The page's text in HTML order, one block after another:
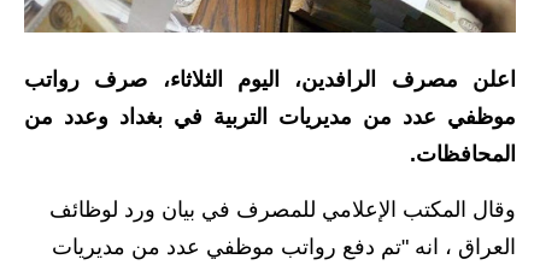
اخبار العراق
الاخبار السياسية
الاخبار الاقتصادية
الاخبار الرياضية
اعلن مصرف الرافدين، اليوم الثلاثاء، صرف رواتب
موظفي عدد من مديريات التربية في بغداد وعدد من
المحافظات.
وقال المكتب الإعلامي للمصرف في بيان ورد لوظائف
العراق ، انه "تم دفع رواتب موظفي عدد من مديريات